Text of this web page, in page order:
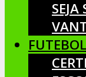
FUTEBOL